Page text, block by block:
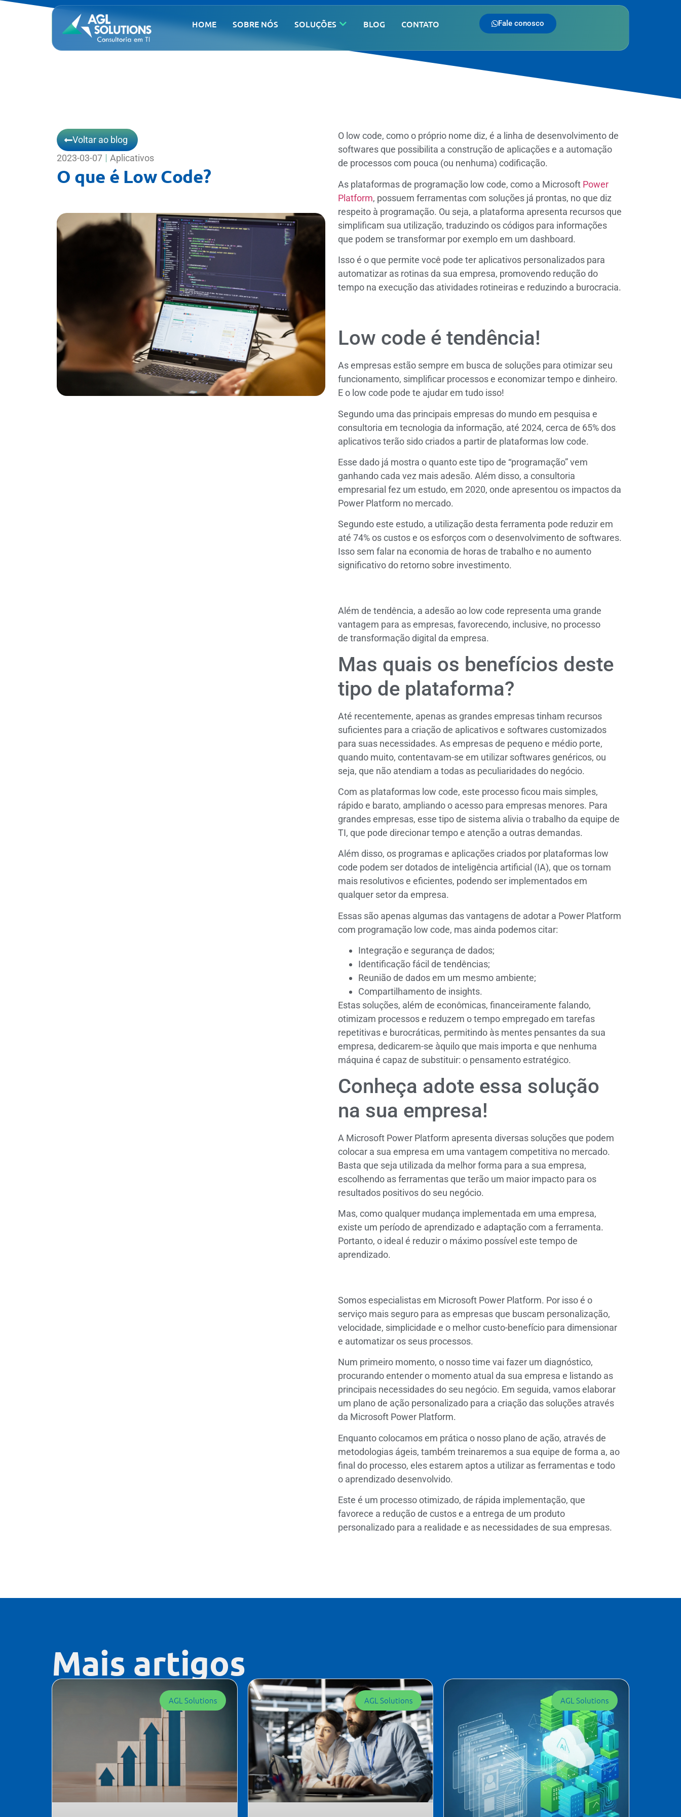
HOME SOBRE NÓS SOLUÇÕES BLOG CONTATO Fale conosco
Voltar ao blog
2023-03-07
Aplicativos
O que é Low Code?
O low code, como o próprio nome diz, é a linha de desenvolvimento de
softwares que possibilita a construção de aplicações e a automação
de processos com pouca (ou nenhuma) codificação.
As plataformas de programação low code, como a Microsoft Power
Platform, possuem ferramentas com soluções já prontas, no que diz
respeito à programação. Ou seja, a plataforma apresenta recursos que
simplificam sua utilização, traduzindo os códigos para informações
que podem se transformar por exemplo em um dashboard.
Isso é o que permite você pode ter aplicativos personalizados para
automatizar as rotinas da sua empresa, promovendo redução do
tempo na execução das atividades rotineiras e reduzindo a burocracia.
Low code é tendência!
As empresas estão sempre em busca de soluções para otimizar seu
funcionamento, simplificar processos e economizar tempo e dinheiro.
E o low code pode te ajudar em tudo isso!
Segundo uma das principais empresas do mundo em pesquisa e
consultoria em tecnologia da informação, até 2024, cerca de 65% dos
aplicativos terão sido criados a partir de plataformas low code.
Esse dado já mostra o quanto este tipo de “programação” vem
ganhando cada vez mais adesão. Além disso, a consultoria
empresarial fez um estudo, em 2020, onde apresentou os impactos da
Power Platform no mercado.
Segundo este estudo, a utilização desta ferramenta pode reduzir em
até 74% os custos e os esforços com o desenvolvimento de softwares.
Isso sem falar na economia de horas de trabalho e no aumento
significativo do retorno sobre investimento.
Além de tendência, a adesão ao low code representa uma grande
vantagem para as empresas, favorecendo, inclusive, no processo
de transformação digital da empresa.
Mas quais os benefícios deste
tipo de plataforma?
Até recentemente, apenas as grandes empresas tinham recursos
suficientes para a criação de aplicativos e softwares customizados
para suas necessidades. As empresas de pequeno e médio porte,
quando muito, contentavam-se em utilizar softwares genéricos, ou
seja, que não atendiam a todas as peculiaridades do negócio.
Com as plataformas low code, este processo ficou mais simples,
rápido e barato, ampliando o acesso para empresas menores. Para
grandes empresas, esse tipo de sistema alivia o trabalho da equipe de
TI, que pode direcionar tempo e atenção a outras demandas.
Além disso, os programas e aplicações criados por plataformas low
code podem ser dotados de inteligência artificial (IA), que os tornam
mais resolutivos e eficientes, podendo ser implementados em
qualquer setor da empresa.
Essas são apenas algumas das vantagens de adotar a Power Platform
com programação low code, mas ainda podemos citar:
Integração e segurança de dados;
Identificação fácil de tendências;
Reunião de dados em um mesmo ambiente;
Compartilhamento de insights.
Estas soluções, além de econômicas, financeiramente falando,
otimizam processos e reduzem o tempo empregado em tarefas
repetitivas e burocráticas, permitindo às mentes pensantes da sua
empresa, dedicarem-se àquilo que mais importa e que nenhuma
máquina é capaz de substituir: o pensamento estratégico.
Conheça adote essa solução
na sua empresa!
A Microsoft Power Platform apresenta diversas soluções que podem
colocar a sua empresa em uma vantagem competitiva no mercado.
Basta que seja utilizada da melhor forma para a sua empresa,
escolhendo as ferramentas que terão um maior impacto para os
resultados positivos do seu negócio.
Mas, como qualquer mudança implementada em uma empresa,
existe um período de aprendizado e adaptação com a ferramenta.
Portanto, o ideal é reduzir o máximo possível este tempo de
aprendizado.
Somos especialistas em Microsoft Power Platform. Por isso é o
serviço mais seguro para as empresas que buscam personalização,
velocidade, simplicidade e o melhor custo-benefício para dimensionar
e automatizar os seus processos.
Num primeiro momento, o nosso time vai fazer um diagnóstico,
procurando entender o momento atual da sua empresa e listando as
principais necessidades do seu negócio. Em seguida, vamos elaborar
um plano de ação personalizado para a criação das soluções através
da Microsoft Power Platform.
Enquanto colocamos em prática o nosso plano de ação, através de
metodologias ágeis, também treinaremos a sua equipe de forma a, ao
final do processo, eles estarem aptos a utilizar as ferramentas e todo
o aprendizado desenvolvido.
Este é um processo otimizado, de rápida implementação, que
favorece a redução de custos e a entrega de um produto
personalizado para a realidade e as necessidades de sua empresas.
Mais artigos
AGL Solutions AGL Solutions AGL Solutions